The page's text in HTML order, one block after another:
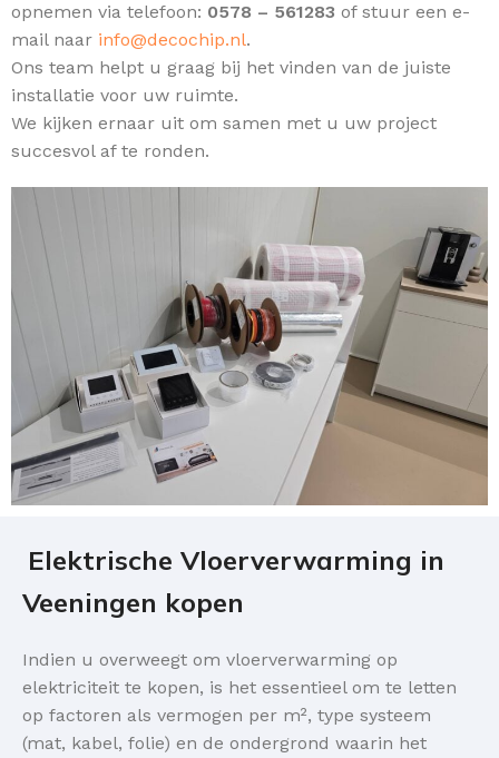
opnemen via telefoon: 0578 – 561283 of stuur een e-
mail naar info@decochip.nl.
Ons team helpt u graag bij het vinden van de juiste
installatie voor uw ruimte.
We kijken ernaar uit om samen met u uw project
succesvol af te ronden.
Elektrische Vloerverwarming in
Veeningen kopen
Indien u overweegt om vloerverwarming op
elektriciteit te kopen, is het essentieel om te letten
op factoren als vermogen per m², type systeem
(mat, kabel, folie) en de ondergrond waarin het